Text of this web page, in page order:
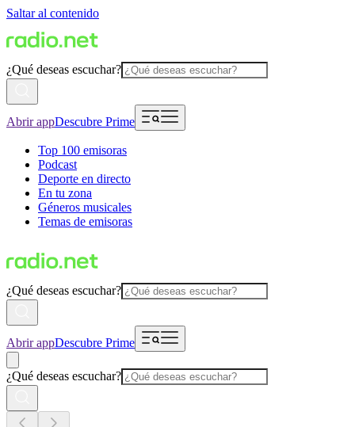
Saltar al contenido
¿Qué deseas escuchar?
Abrir appDescubre Prime
Top 100 emisoras
Podcast
Deporte en directo
En tu zona
Géneros musicales
Temas de emisoras
¿Qué deseas escuchar?
Abrir appDescubre Prime
¿Qué deseas escuchar?